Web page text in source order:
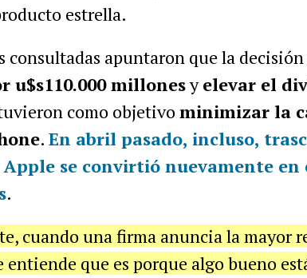
estrella.
consultadas apuntaron que la decisión
u$s110.000 millonesyelevar el
como objetivo minimizar la
. En abril pasado, incluso,
Apple se convirtió nuevamente
.
cuando una firma anuncia la mayor
entiende que es porque algo bueno